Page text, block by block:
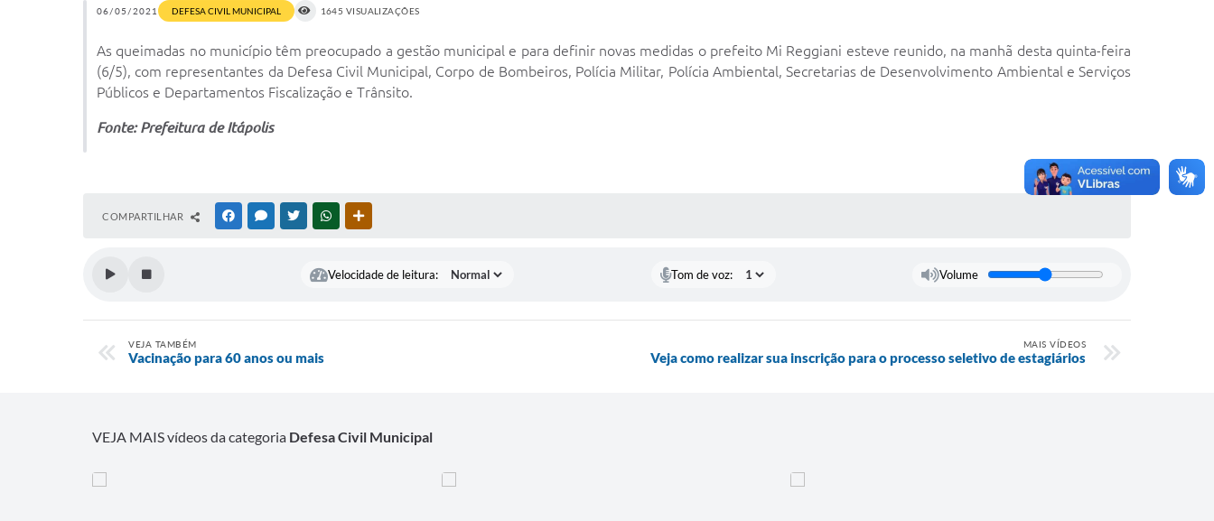
06/05/2021 DEFESA CIVIL MUNICIPAL 1645 VISUALIZAÇÕES
As queimadas no município têm preocupado a gestão municipal e para definir novas medidas o prefeito Mi Reggiani esteve reunido, na manhã desta quinta-feira
(6/5), com representantes da Defesa Civil Municipal, Corpo de Bombeiros, Polícia Militar, Polícia Ambiental, Secretarias de Desenvolvimento Ambiental e Serviços
Públicos e Departamentos Fiscalização e Trânsito.
Fonte: Prefeitura de Itápolis
COMPARTILHAR FACEBOOKMESSENGER
TWITTERWHATSAPP
Velocidade de leitura: Tom de voz: Volume
VEJA TAMBÉM
Vacinação para 60 anos ou mais
MAIS VÍDEOS
Veja como realizar sua inscrição para o processo seletivo de estagiários
VEJA MAIS vídeos da categoria Defesa Civil Municipal